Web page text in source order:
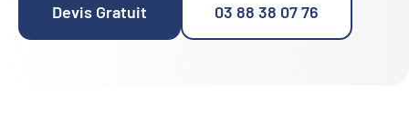
Devis Gratuit 03 88 38 07 76